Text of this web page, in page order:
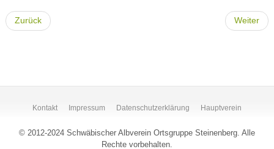
Zurück Weiter
Kontakt Impressum Datenschutzerklärung Hauptverein
© 2012-2024 Schwäbischer Albverein Ortsgruppe Steinenberg. Alle
Rechte vorbehalten.